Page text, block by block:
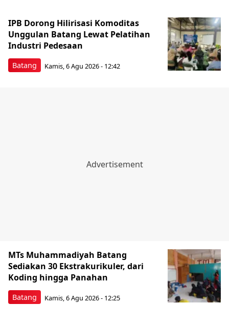
Batang
IPB Dorong Hilirisasi Komoditas
Unggulan Batang Lewat Pelatihan
Industri Pedesaan
Kamis, 6 Agu 2026 - 12:42
Batang
MTs Muhammadiyah Batang
Sediakan 30 Ekstrakurikuler, dari
Koding hingga Panahan
Kamis, 6 Agu 2026 - 12:25